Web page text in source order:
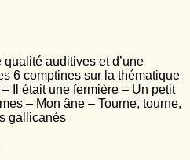
auditives et d’une
6 comptines sur la thématique
Il était une fermière – Un petit
– Mon âne – Tourne, tourne,
gallicanés